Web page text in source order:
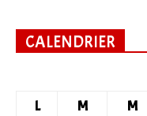
CALENDRIER
L
M M